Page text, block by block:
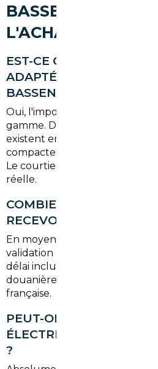
BASSENS : VOS
L'ACHAT ET LE
EST-CE QUE L'IMPORT
ADAPTÉ À UN BUDGET
BASSENS ?
Oui, l'import n'est pas réservé
gamme. Dès
existent en Europe,
compactes ou des SUV
Le courtier adapte sa
réelle.
COMBIEN DE TEMPS
RECEVOIR SON
En moyenne, comptez
validation de votre commande
délai inclut la sélection du
douanières, le transport et
française.
PEUT-ON IMPORTER UN
ÉLECTRIQUE OU
?